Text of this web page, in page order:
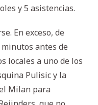
y 5 asistencias.
En exceso, de
antes de
locales a uno de los
Pulisic y la
Milan para